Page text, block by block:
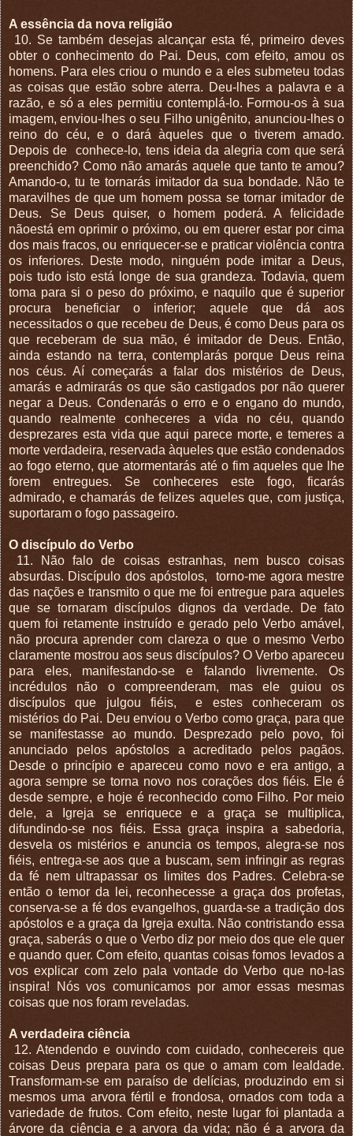
A essência da nova religião
10. Se também desejas alcançar esta fé, primeiro deves
obter o conhecimento do Pai. Deus, com efeito, amou os
homens. Para eles criou o mundo e a eles submeteu todas
as coisas que estão sobre aterra. Deu-lhes a palavra e a
razão, e só a eles permitiu contemplá-lo. Formou-os à sua
imagem, enviou-lhes o seu Filho unigênito, anunciou-lhes o
reino do céu, e o dará àqueles que o tiverem amado.
Depois de
conhece-lo, tens ideia da alegria com que será
preenchido? Como não amarás aquele que tanto te amou?
Amando-o, tu te tornarás imitador da sua bondade. Não te
maravilhes de que um homem possa se tornar imitador de
Deus. Se Deus quiser, o homem poderá. A felicidade
nãoestá em oprimir o próximo, ou em querer estar por cima
dos mais fracos, ou enriquecer-se e praticar violência contra
os inferiores. Deste modo, ninguém pode imitar a Deus,
pois tudo isto está longe de sua grandeza. Todavia, quem
toma para si o peso do próximo, e naquilo que é superior
procura beneficiar o inferior; aquele que dá aos
necessitados o que recebeu de Deus, é como Deus para os
que receberam de sua mão, é imitador de Deus. Então,
ainda estando na terra, contemplarás porque Deus reina
nos céus. Aí começarás a falar dos mistérios de Deus,
amarás e admirarás os que são castigados por não querer
negar a Deus. Condenarás o erro e o engano do mundo,
quando realmente conheceres a vida no céu, quando
desprezares esta vida que aqui parece morte, e temeres a
morte verdadeira, reservada àqueles que estão condenados
ao fogo eterno, que atormentarás até o fim aqueles que lhe
forem entregues. Se conheceres este fogo, ficarás
admirado, e chamarás de felizes aqueles que, com justiça,
suportaram o fogo passageiro.
O discípulo do Verbo
11. Não falo de coisas estranhas, nem busco coisas
absurdas. Discípulo dos apóstolos,
torno-me agora mestre
das nações e transmito o que me foi entregue para aqueles
que se tornaram discípulos dignos da verdade. De fato
quem foi retamente instruído e gerado pelo Verbo amável,
não procura aprender com clareza o que o mesmo Verbo
claramente mostrou aos seus discípulos? O Verbo apareceu
para eles, manifestando-se e falando livremente. Os
incrédulos não o compreenderam, mas ele guiou os
discípulos que julgou fiéis,
e estes conheceram os
mistérios do Pai. Deu enviou o Verbo como graça, para que
se manifestasse ao mundo. Desprezado pelo povo, foi
anunciado pelos apóstolos a acreditado pelos pagãos.
Desde o princípio e apareceu como novo e era antigo, a
agora sempre se torna novo nos corações dos fiéis. Ele é
desde sempre, e hoje é reconhecido como Filho. Por meio
dele, a Igreja se enriquece e a graça se multiplica,
difundindo-se nos fiéis. Essa graça inspira a sabedoria,
desvela os mistérios e anuncia os tempos, alegra-se nos
fiéis, entrega-se aos que a buscam, sem infringir as regras
da fé nem ultrapassar os limites dos Padres. Celebra-se
então o temor da lei, reconhecesse a graça dos profetas,
conserva-se a fé dos evangelhos, guarda-se a tradição dos
apóstolos e a graça da Igreja exulta. Não contristando essa
graça, saberás o que o Verbo diz por meio dos que ele quer
e quando quer. Com efeito, quantas coisas fomos levados a
vos explicar com zelo pala vontade do Verbo que no-las
inspira! Nós vos comunicamos por amor essas mesmas
coisas que nos foram reveladas.
A verdadeira ciência
12. Atendendo e ouvindo com cuidado, conhecereis que
coisas Deus prepara para os que o amam com lealdade.
Transformam-se em paraíso de delícias, produzindo em si
mesmos uma arvora fértil e frondosa, ornados com toda a
variedade de frutos. Com efeito, neste lugar foi plantada a
árvore da ciência e a arvora da vida; não é a arvora da